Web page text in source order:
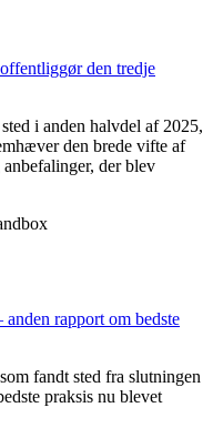
den tredje
i anden halvdel af 2025,
den brede vifte af
der blev
rapport om bedste
fandt sted fra slutningen
praksis nu blevet